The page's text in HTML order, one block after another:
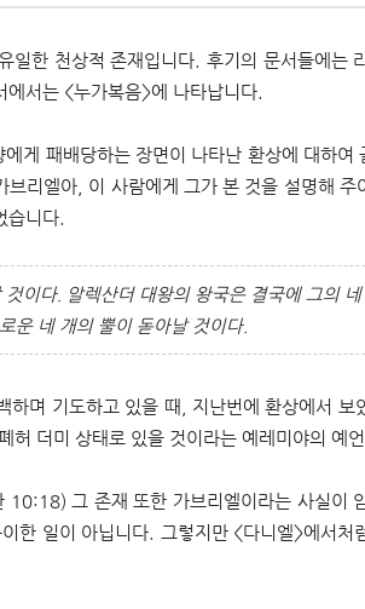
한 천상적 존재입니다. 후기의 문서들에는
서는 <누가복음>에 나타납니다.
게 패배당하는 장면이 나타난 환상에 대하여
리엘아, 이 사람에게 그가 본 것을 설명해
습니다.
이다. 알렉산더 대왕의 왕국은 결국에 그의
운 네 개의 뿔이 돋아날 것이다.
며 기도하고 있을 때, 지난번에 환상에서 보
더미 상태로 있을 것이라는 예레미야의 예
10:18) 그 존재 또한 가브리엘이라는 사실이
한 일이 아닙니다. 그렇지만 <다니엘>에서처